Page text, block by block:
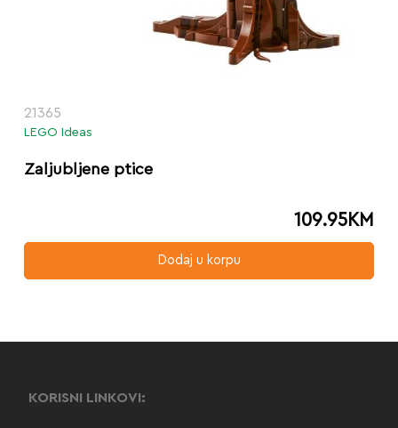
21365
LEGO Ideas
Zaljubljene ptice
109.95KM
Dodaj u korpu
KORISNI LINKOVI: